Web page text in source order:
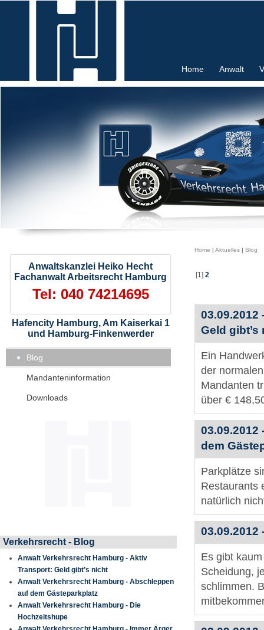
Home Anwalt
Anwaltskanzlei Heiko Hecht
Fachanwalt Arbeitsrecht Hamburg
Tel: 040 74214695
Hafencity Hamburg, Am Kaiserkai 1
und Hamburg-Finkenwerder
Blog
Mandanteninformation
Downloads
Verkehrsrecht - Blog
Anwalt Verkehrsrecht Hamburg - Aktiv
Transport: Geld gibt’s nicht
Anwalt Verkehrsrecht Hamburg - Abschleppen
auf dem Gästeparkplatz
Anwalt Verkehrsrecht Hamburg - Die
Hochzeitshupe
Home | Aktuelles | Blog
[1] 2
Geld gibt’s
Ein
der
Mandanten
über €
dem
Parkplätze
Restaurants
natürlich
Es gibt
Scheidung,
schlimmen.